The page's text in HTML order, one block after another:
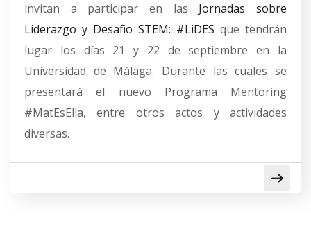
invitan a participar en las Jornadas sobre
Liderazgo y Desafio STEM: #LiDES que tendrán
lugar los días 21 y 22 de septiembre en la
Universidad de Málaga. Durante las cuales se
presentará el nuevo Programa Mentoring
#MatEsElla, entre otros actos y actividades
diversas.